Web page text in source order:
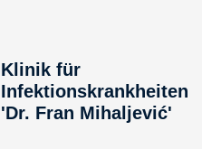
Klinik für
Infektionskrankheiten
'Dr. Fran Mihaljević'